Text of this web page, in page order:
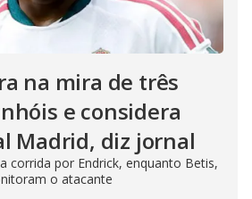
na mira de três
e considera
Madrid, diz jornal
corrida por Endrick, enquanto Betis,
o atacante